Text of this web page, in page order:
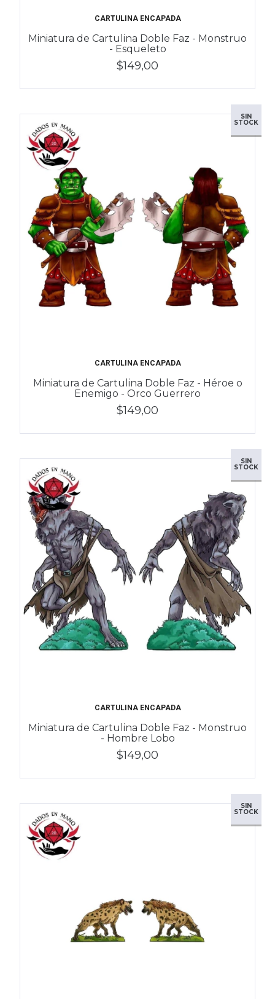
CARTULINA ENCAPADA
Miniatura de Cartulina Doble Faz - Monstruo
- Esqueleto
$149,00
SIN
STOCK
CARTULINA ENCAPADA
Miniatura de Cartulina Doble Faz - Héroe o
Enemigo - Orco Guerrero
$149,00
SIN
STOCK
CARTULINA ENCAPADA
Miniatura de Cartulina Doble Faz - Monstruo
- Hombre Lobo
$149,00
SIN
STOCK